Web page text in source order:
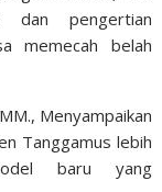
dan pengertian
memecah belah
Menyampaikan
Tanggamus lebih
baru yang